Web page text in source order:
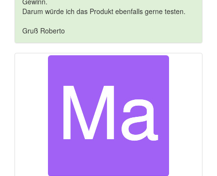
Darum würde ich das Produkt ebenfalls gerne testen.
Gruß Roberto